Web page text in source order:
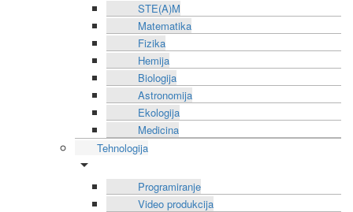
STE(A)M
Matematika
Fizika
Hemija
Biologija
Astronomija
Ekologija
Medicina
Tehnologija
Programiranje
Video produkcija